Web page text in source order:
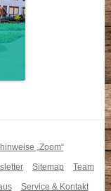
„Zoom“
Sitemap
Team
Service & Kontakt